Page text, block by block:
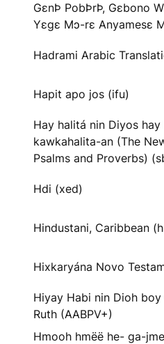
GɛnÞ PobÞrÞ, Gɛbono
Yɛgɛ Mɔ-rɛ Anyamesɛ
Hadrami Arabic
Hapit apo jos (ifu)
Hay halitá nin Diyos
kawkahalita-an (The
Psalms and Proverbs)
Hdi (xed)
Hindustani, Caribbean
Hixkaryána Novo
Hiyay Habi nin Dioh
Ruth (AABPV+)
Hmooh hmëë he- ga-